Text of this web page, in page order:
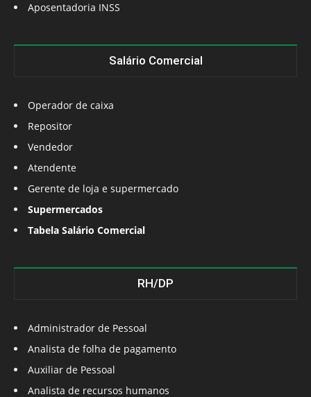
Aposentadoria INSS
Salário Comercial
Operador de caixa
Repositor
Vendedor
Atendente
Gerente de loja e supermercado
Supermercados
Tabela Salário Comercial
RH/DP
Administrador de Pessoal
Analista de folha de pagamento
Auxiliar de Pessoal
Analista de recursos humanos